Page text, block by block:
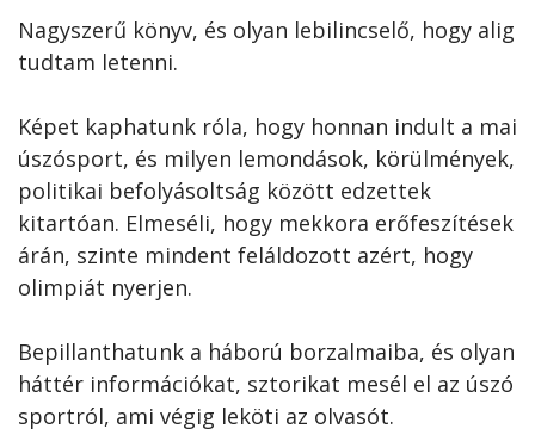
Nagyszerű könyv, és olyan lebilincselő, hogy alig
tudtam letenni.
Képet kaphatunk róla, hogy honnan indult a mai
úszósport, és milyen lemondások, körülmények,
politikai befolyásoltság között edzettek
kitartóan. Elmeséli, hogy mekkora erőfeszítések
árán, szinte mindent feláldozott azért, hogy
olimpiát nyerjen.
Bepillanthatunk a háború borzalmaiba, és olyan
háttér információkat, sztorikat mesél el az úszó
sportról, ami végig leköti az olvasót.